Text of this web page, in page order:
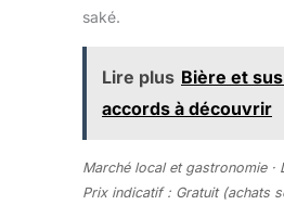
saké.
Lire plus Bière et
accords à découvrir
Marché local et gastronomie ·
Prix indicatif : Gratuit (achats